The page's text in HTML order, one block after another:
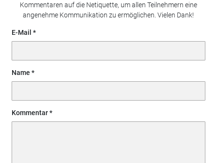
Kommentaren auf die Netiquette, um allen Teilnehmern eine
angenehme Kommunikation zu ermöglichen. Vielen Dank!
E-Mail
Name
Kommentar